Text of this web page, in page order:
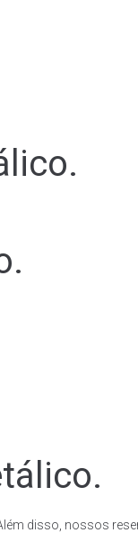
disso, nossos